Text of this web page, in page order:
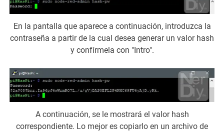
En la pantalla que aparece a continuación, introduzca la
contraseña a partir de la cual desea generar un valor hash
y confírmela con "Intro".
A continuación, se le mostrará el valor hash
correspondiente. Lo mejor es copiarlo en un archivo de